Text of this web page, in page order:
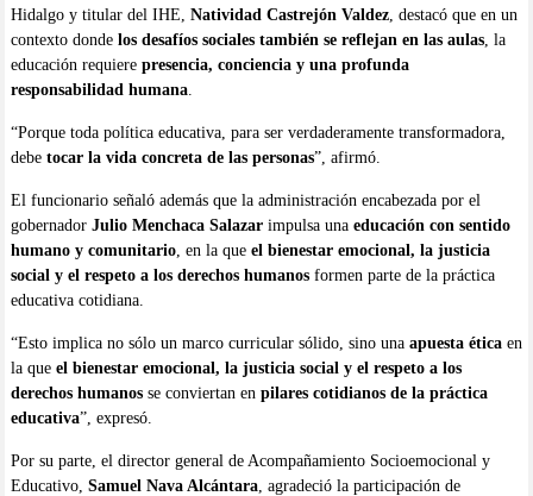
Hidalgo y titular del IHE, Natividad Castrejón Valdez, destacó que en un
contexto donde los desafíos sociales también se reflejan en las aulas, la
educación requiere presencia, conciencia y una profunda
responsabilidad humana.
“Porque toda política educativa, para ser verdaderamente transformadora,
debe tocar la vida concreta de las personas”, afirmó.
El funcionario señaló además que la administración encabezada por el
gobernador Julio Menchaca Salazarimpulsa una educación con sentido
humano y comunitario, en la que el bienestar emocional, la justicia
social y el respeto a los derechos humanosformen parte de la práctica
educativa cotidiana.
“Esto implica no sólo un marco curricular sólido, sino una apuesta éticaen
la que el bienestar emocional, la justicia social y el respeto a los
derechos humanosse conviertan en pilares cotidianos de la práctica
educativa”, expresó.
Por su parte, el director general de Acompañamiento Socioemocional y
Educativo, Samuel Nava Alcántara, agradeció la participación de